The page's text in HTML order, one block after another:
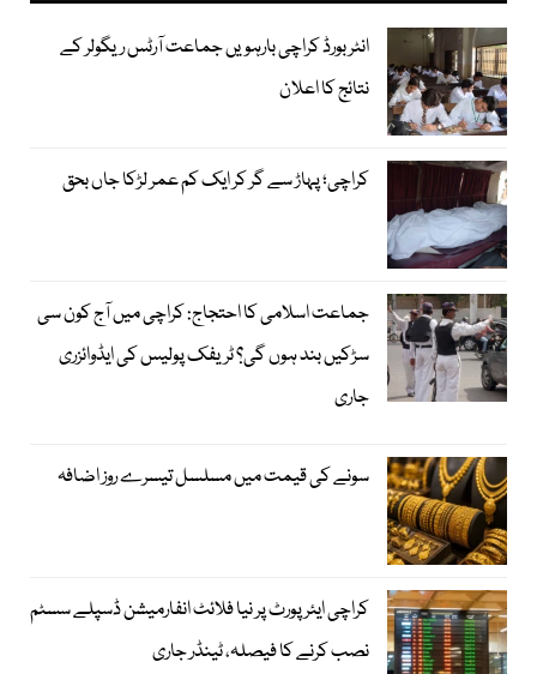
انٹر بورڈ کراچی بارہویں جماعت آرٹس ریگولر کے
نتائج کا اعلان
کراچی؛ پہاڑ سے گر کر ایک کم عمر لڑکا جاں بحق
جماعت اسلامی کا احتجاج: کراچی میں آج کون سی
سڑکیں بند ہوں گی؟ ٹریفک پولیس کی ایڈوائزری
جاری
سونے کی قیمت میں مسلسل تیسرے روز اضافہ
کراچی ایئرپورٹ پر نیا فلائٹ انفارمیشن ڈسپلے سسٹم
نصب کرنے کا فیصلہ، ٹینڈر جاری